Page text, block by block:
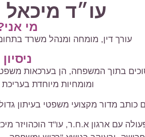
עו״ד מיכאל
מי
עורך דין, מומחה ומנהל משרד בתחום
ניסיון
בתוך המשפחה, הן בערכאות
ומומחיות מיוחדת בעריכת
כותב מדור מקצועי משפטי בעיתון
עם ארגון א.ח.ר, עו"ד הוכהויזר